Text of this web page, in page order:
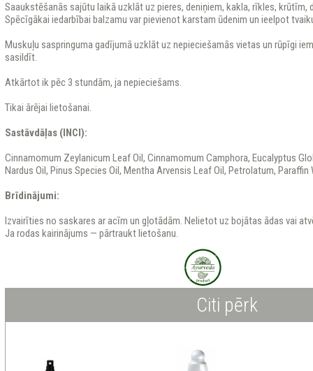
Saaukstēšanās sajūtu laikā uzklāt uz pieres, deniņiem, kakla, rīkles, krūtīm,
Spēcīgākai iedarbībai balzamu var pievienot karstam ūdenim un ieelpot
Muskuļu saspringuma gadījumā uzklāt uz nepieciešamās vietas un rūpīgi
sasildīt.
Atkārtot ik pēc 3 stundām, ja nepieciešams.
Tikai ārējai lietošanai.
Sastāvdāļas (INCI):
Cinnamomum Zeylanicum Leaf Oil, Cinnamomum Camphora, Eucalyptus
Nardus Oil, Pinus Species Oil, Mentha Arvensis Leaf Oil, Petrolatum, Paraffin
Brīdinājumi:
Izvairīties no saskares ar acīm un gļotādām. Nelietot uz bojātas ādas vai
Ja rodas kairinājums — pārtraukt lietošanu.
Citi pērk